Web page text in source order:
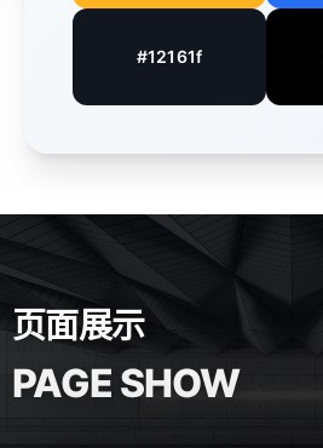
#12161f
页面展示
PAGE SHOW